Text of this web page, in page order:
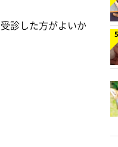
診した方がよいか